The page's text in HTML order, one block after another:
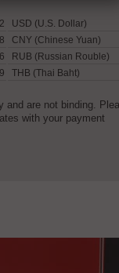
USD (U.S. Dollar)
CNY (Chinese Yuan)
RUB (Russian Rouble)
THB (Thai Baht)
and are not binding.
with your payment